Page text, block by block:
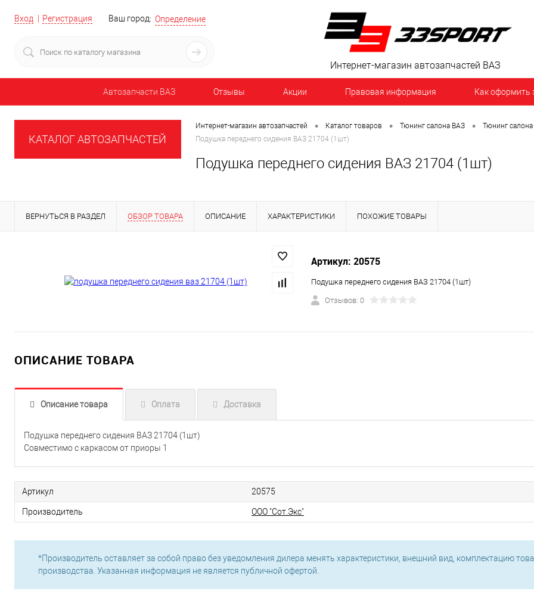
Вход Регистрация Ваш город: Определение
Интернет-магазин автозапчастей ВАЗ
Автозапчасти ВАЗ Отзывы Акции Правовая информация Как оформить
КАТАЛОГ АВТОЗАПЧАСТЕЙ
Интернет-магазин автозапчастей • Каталог товаров • Тюнинг салона ВАЗ • Тюнинг
Подушка переднего сидения ВАЗ 21704 (1шт)
Подушка переднего сидения ВАЗ 21704 (1шт)
ВЕРНУТЬСЯ В РАЗДЕЛ ОБЗОР ТОВАРА ОПИСАНИЕ ХАРАКТЕРИСТИКИ ПОХОЖИЕ ТОВАРЫ
Артикул: 20575
Подушка переднего сидения ВАЗ 21704 (1шт)
Отзывов: 0
ОПИСАНИЕ ТОВАРА
Описание товара Оплата Доставка
Подушка переднего сидения ВАЗ 21704 (1шт)
Совместимо с каркасом от приоры 1
Артикул 20575
Производитель ООО "Сот.Экс"
*Производитель оставляет за собой право без уведомления дилера менять характеристики, внешний вид, комплектацию
производства. Указанная информация не является публичной офертой.